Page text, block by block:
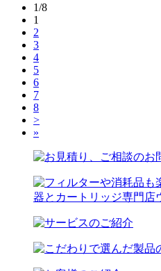
1/8
1
2
3
4
5
6
7
8
>
»